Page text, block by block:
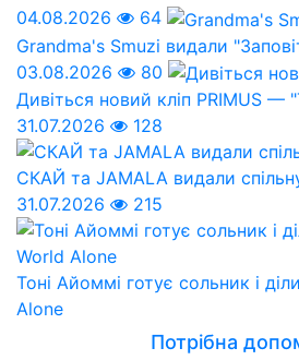
04.08.2026
64
Grandma's Smuzi видали
03.08.2026
80
Дивіться новий кліп PRIMUS —
31.07.2026
128
СКАЙ та JAMALA видали
31.07.2026
215
Тоні Айоммі готує сольник і
Alone
Потрібна